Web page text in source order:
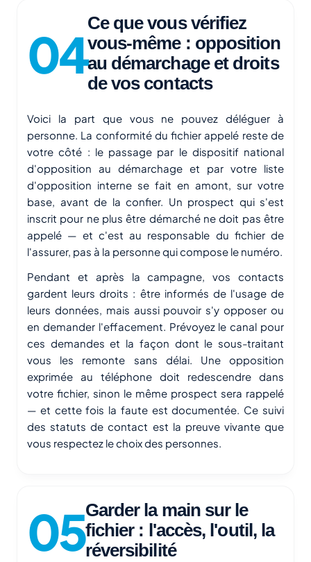
Ce que vous vérifiez
vous-même : opposition
au démarchage et droits
de vos contacts
Voici la part que vous ne pouvez déléguer à
personne. La conformité du fichier appelé reste de
votre côté : le passage par le dispositif national
d'opposition au démarchage et par votre liste
d'opposition interne se fait en amont, sur votre
base, avant de la confier. Un prospect qui s'est
inscrit pour ne plus être démarché ne doit pas être
appelé — et c'est au responsable du fichier de
l'assurer, pas à la personne qui compose le numéro.
Pendant et après la campagne, vos contacts
gardent leurs droits : être informés de l'usage de
leurs données, mais aussi pouvoir s'y opposer ou
en demander l'effacement. Prévoyez le canal pour
ces demandes et la façon dont le sous-traitant
vous les remonte sans délai. Une opposition
exprimée au téléphone doit redescendre dans
votre fichier, sinon le même prospect sera rappelé
— et cette fois la faute est documentée. Ce suivi
des statuts de contact est la preuve vivante que
vous respectez le choix des personnes.
Garder la main sur le
fichier : l'accès, l'outil, la
réversibilité